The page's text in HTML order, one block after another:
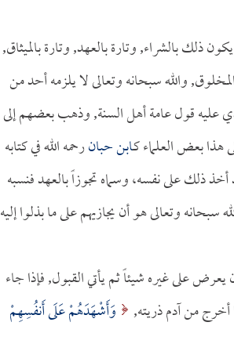
ذلك بالشراء, وتارة بالعهد, وتارة بالميثاق,
والله سبحانه وتعالى لا يلزمه أحد من
عليه قول عامة أهل السنة, وذهب بعضهم إلى
بعض العلماء كـابن حبانرحمه الله في كتابه
ذلك على نفسه، وسماه تجوزاً بالعهد فنسبه
الله سبحانه وتعالى هو أن يجازيهم على ما بذلوا إليه
يعرض على غيره شيئاً ثم يأتي القبول, فإذا جاء
أخرج من آدم ذريته, وَأَشْهَدَهُمْ عَلَى أَنفُسِهِمْ